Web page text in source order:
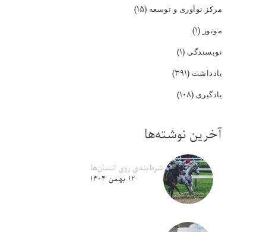
مرکز نوآوری و توسعه (۱۵)
موتور (۱)
نویسندگی (۱)
یادداشت (۳۹۱)
یادگیری (۱۰۸)
آخرین نوشته‌ها
شرط‌بندی روی انسان‌ها
۱۲ بهمن ۱۴۰۴